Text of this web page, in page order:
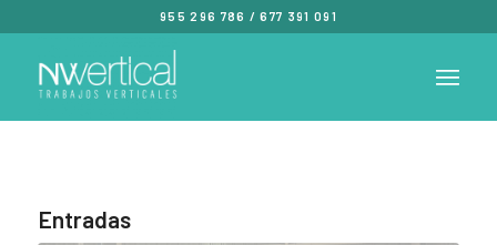
955 296 786 /677 391 091
Entradas